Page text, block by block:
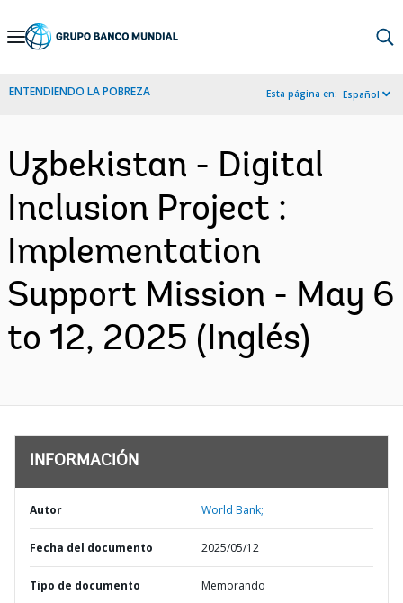
Skip
Navigation
ENTENDIENDO LA POBREZA Esta página en: Español
Uzbekistan - Digital
Inclusion Project :
Implementation
Support Mission - May 6
to 12, 2025 (Inglés)
INFORMACIÓN
Autor World Bank;
Fecha del documento 2025/05/12
Tipo de documento Memorando